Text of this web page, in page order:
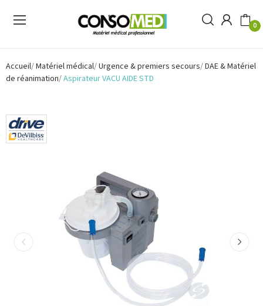
0
Accueil Matériel médical Urgence & premiers secours DAE & Matériel
de réanimation Aspirateur VACU AIDE STD